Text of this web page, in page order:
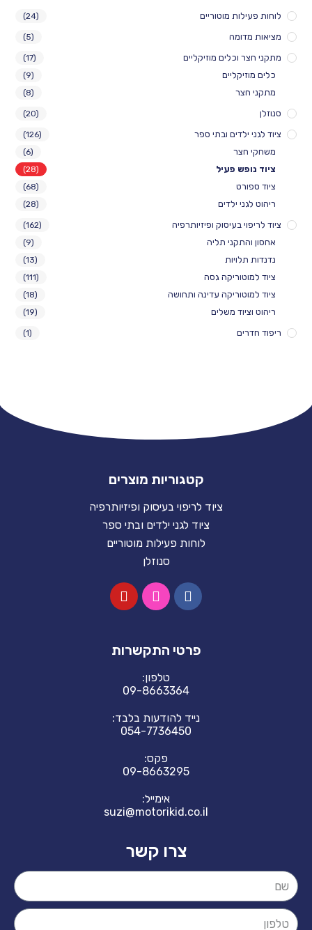
לוחות פעילות מוטוריים (24)
מציאות מדומה (5)
מתקני חצר וכלים מוזיקליים (17)
כלים מוזיקליים (9)
מתקני חצר (8)
סנוזלן (20)
ציוד לגני ילדים ובתי ספר (126)
משחקי חצר (6)
ציוד נופש פעיל (28)
ציוד ספורט (68)
ריהוט לגני ילדים (28)
ציוד לריפוי בעיסוק ופיזיותרפיה (162)
אחסון והתקני תליה (9)
נדנדות תלויות (13)
ציוד למוטוריקה גסה (111)
ציוד למוטוריקה עדינה ותחושה (18)
ריהוט וציוד משלים (19)
ריפוד חדרים (1)
קטגוריות מוצרים
ציוד לריפוי בעיסוק ופיזיותרפיה
ציוד לגני ילדים ובתי ספר
לוחות פעילות מוטוריים
סנוזלן
פרטי התקשרות
טלפון:
09-8663364
נייד להודעות בלבד:
054-7736450
פקס:
09-8663295
אימייל:
suzi@motorikid.co.il
צרו קשר